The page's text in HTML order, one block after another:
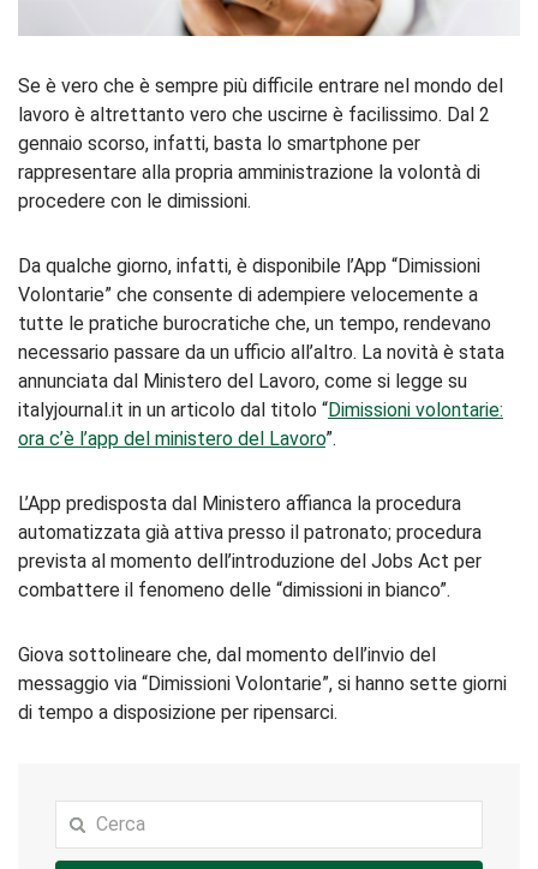
Se è vero che è sempre più difficile entrare nel mondo del
lavoro è altrettanto vero che uscirne è facilissimo. Dal 2
gennaio scorso, infatti, basta lo smartphone per
rappresentare alla propria amministrazione la volontà di
procedere con le dimissioni.
Da qualche giorno, infatti, è disponibile l’App “Dimissioni
Volontarie” che consente di adempiere velocemente a
tutte le pratiche burocratiche che, un tempo, rendevano
necessario passare da un ufficio all’altro. La novità è stata
annunciata dal Ministero del Lavoro, come si legge su
italyjournal.it in un articolo dal titolo “Dimissioni volontarie:
ora c’è l’app del ministero del Lavoro”.
L’App predisposta dal Ministero affianca la procedura
automatizzata già attiva presso il patronato; procedura
prevista al momento dell’introduzione del Jobs Act per
combattere il fenomeno delle “dimissioni in bianco”.
Giova sottolineare che, dal momento dell’invio del
messaggio via “Dimissioni Volontarie”, si hanno sette giorni
di tempo a disposizione per ripensarci.